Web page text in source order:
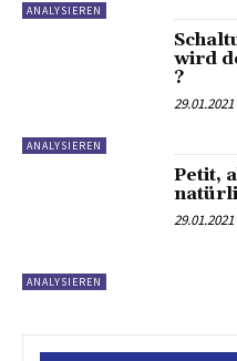
ANALYSIEREN
ANALYSIEREN
wird
?
29.01.2021
ANALYSIEREN
Petit,
29.01.2021